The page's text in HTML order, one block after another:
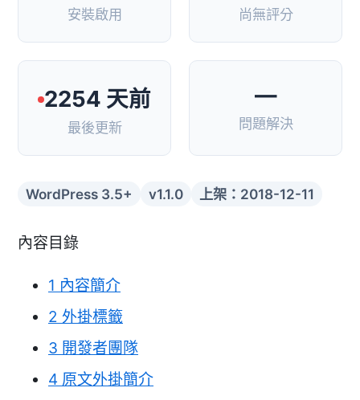
安裝啟用 尚無評分
2254 天前
最後更新
—
問題解決
WordPress 3.5+ v1.1.0 上架：2018-12-11
內容目錄
1 內容簡介
2 外掛標籤
3 開發者團隊
4 原文外掛簡介